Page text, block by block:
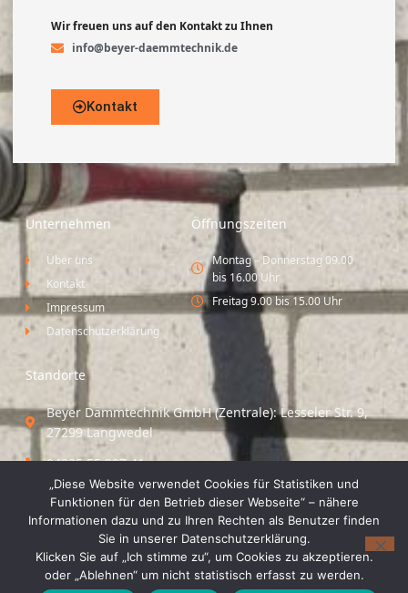
Wir freuen uns auf den Kontakt zu Ihnen
info@beyer-daemmtechnik.de
Kontakt
Unternehmen
Über uns
Kontakt
Impressum
Datenschutzerklärung
Öffnungszeiten
Montag – Donnerstag 09.00
bis 16.00 Uhr
Freitag 9.00 bis 15.00 Uhr
Standorte
Beyer Dämmtechnik GmbH (Zentrale): Lesseler Str. 9,
27299 Langwedel
04235 55 297 41
Standort Vechta / Minden: Osloer Straße 21 49377
Vechta
04441 8 89 93 40
„Diese Website verwendet Cookies für Statistiken und
Funktionen für den Betrieb dieser Webseite“ – nähere
Informationen dazu und zu Ihren Rechten als Benutzer finden
Sie in unserer Datenschutzerklärung.
Klicken Sie auf „Ich stimme zu“, um Cookies zu akzeptieren.
oder „Ablehnen“ um nicht statistisch erfasst zu werden.